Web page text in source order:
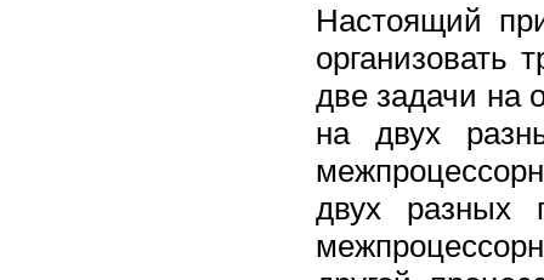
Настоящий
организовать
две задачи на
на двух
двух разных